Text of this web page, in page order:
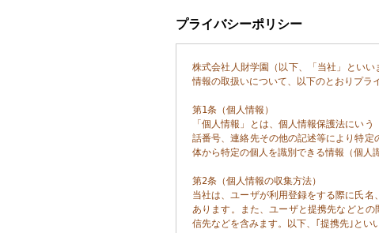
プライバシーポリシー
株式会社人財学園（以下、「当社」とい
情報の取扱いについて、以下のとおりプラ
第1条（個人情報）
「個人情報」とは、個人情報保護法にい
話番号、連絡先その他の記述等により特
体から特定の個人を識別できる情報（個人
第2条（個人情報の収集方法）
当社は、ユーザが利用登録をする際に氏
あります。また、ユーザと提携先などと
信先などを含みます。以下、｢提携先｣とい